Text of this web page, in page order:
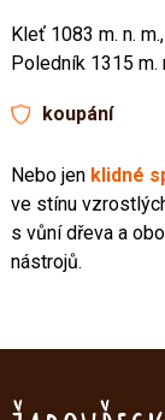
Kleť 1083 m. n.
Poledník 1315 m.
koupání
Nebo jen klidné
ve stínu
s vůní dřeva a
nástrojů.